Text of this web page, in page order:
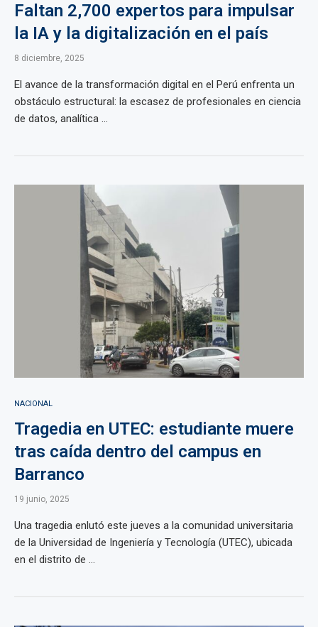
Faltan 2,700 expertos para impulsar
la IA y la digitalización en el país
8 diciembre, 2025
El avance de la transformación digital en el Perú enfrenta un
obstáculo estructural: la escasez de profesionales en ciencia
de datos, analítica ...
NACIONAL
Tragedia en UTEC: estudiante muere
tras caída dentro del campus en
Barranco
19 junio, 2025
Una tragedia enlutó este jueves a la comunidad universitaria
de la Universidad de Ingeniería y Tecnología (UTEC), ubicada
en el distrito de ...